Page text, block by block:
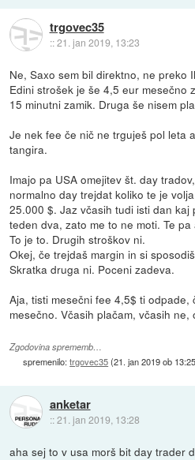
trgovec35
::21. jan 2019, 13:23
Ne, Saxo sem bil direktno, ne preko
Edini strošek je še 4,5 eur mesečno
15 minutni zamik. Druga še nisem
Je nek fee če nič ne trguješ pol leta
tangira.
Imajo pa USA omejitev št. day
normalno day trejdat koliko te je
25.000 $. Jaz včasih tudi isti dan kaj
teden dva, zato me to ne moti. Te
To je to. Drugih stroškov ni.
Okej, če trejdaš margin in si
Skratka druga ni. Poceni zadeva.
Aja, tisti mesečni fee 4,5$ ti
mesečno. Včasih plačam, včasih ne,
Zgodovina sprememb…
spremenilo:trgovec35(21. jan 2019 ob
anketar
::21. jan 2019, 13:28
aha sej to v usa morš bit day trader